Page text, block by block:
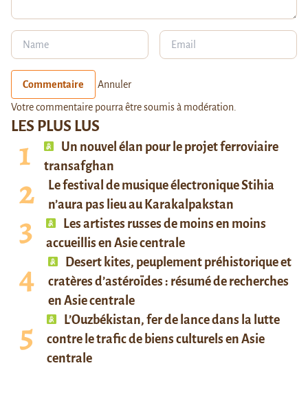
LES PLUS LUS
Un nouvel élan pour le projet ferroviaire
transafghan
Le festival de musique électronique Stihia
n’aura pas lieu au Karakalpakstan
Les artistes russes de moins en moins
accueillis en Asie centrale
Desert kites, peuplement préhistorique et
cratères d’astéroïdes : résumé de recherches
en Asie centrale
L’Ouzbékistan, fer de lance dans la lutte
contre le trafic de biens culturels en Asie
centrale
Commentaire Annuler
Votre commentaire pourra être soumis à modération.